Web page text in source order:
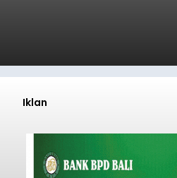
Iklan